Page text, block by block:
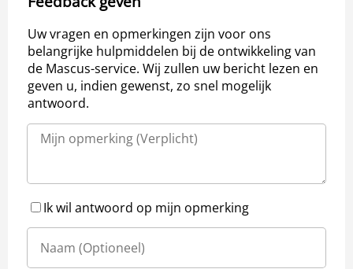
Uw vragen en opmerkingen zijn voor ons
belangrijke hulpmiddelen bij de ontwikkeling van
de Mascus-service. Wij zullen uw bericht lezen en
geven u, indien gewenst, zo snel mogelijk
antwoord.
Ik wil antwoord op mijn opmerking